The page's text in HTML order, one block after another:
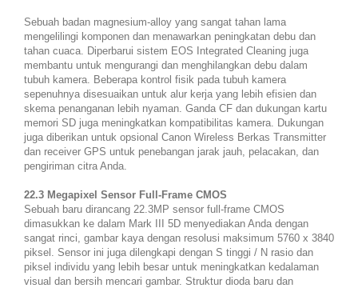
Sebuah badan magnesium-alloy yang sangat tahan lama
mengelilingi komponen dan menawarkan peningkatan debu dan
tahan cuaca. Diperbarui sistem EOS Integrated Cleaning juga
membantu untuk mengurangi dan menghilangkan debu dalam
tubuh kamera. Beberapa kontrol fisik pada tubuh kamera
sepenuhnya disesuaikan untuk alur kerja yang lebih efisien dan
skema penanganan lebih nyaman. Ganda CF dan dukungan kartu
memori SD juga meningkatkan kompatibilitas kamera. Dukungan
juga diberikan untuk opsional Canon Wireless Berkas Transmitter
dan receiver GPS untuk penebangan jarak jauh, pelacakan, dan
pengiriman citra Anda.
22.3 Megapixel Sensor Full-Frame CMOS
Sebuah baru dirancang 22.3MP sensor full-frame CMOS
dimasukkan ke dalam Mark III 5D menyediakan Anda dengan
sangat rinci, gambar kaya dengan resolusi maksimum 5760 x 3840
piksel. Sensor ini juga dilengkapi dengan S tinggi / N rasio dan
piksel individu yang lebih besar untuk meningkatkan kedalaman
visual dan bersih mencari gambar. Struktur dioda baru dan